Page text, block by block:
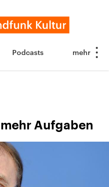
Podcasts
Aufgaben